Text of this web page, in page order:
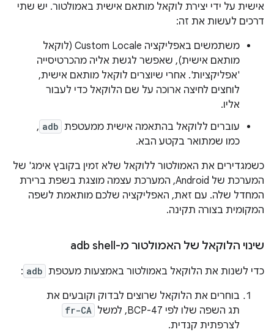
אישית על ידי יצירת לוקאל מותאם אישית באמולטור. יש שתי
דרכים לעשות את זה:
משתמשים באפליקציה Custom Locale (לוקאל
מותאם אישית), שאפשר לגשת אליה מהכרטיסייה
'אפליקציות'. אחרי שיוצרים לוקאל מותאם אישית,
לוחצים לחיצה ארוכה על שם הלוקאל כדי לעבור
אליו.
עוברים ללוקאל בהתאמה אישית ממעטפת adb
,
כמו שמתואר בקטע הבא.
כשמגדירים את האמולטור ללוקאל שלא זמין בקובץ אימג' של
המערכת של Android, המערכת עצמה מוצגת בשפת ברירת
המחדל שלה. עם זאת, האפליקציה שלכם מותאמת לשפה
המקומית בצורה תקינה.
שינוי הלוקאל של האמולטור מ-adb shell
כדי לשנות את הלוקאל באמולטור באמצעות מעטפת adb
:
בוחרים את הלוקאל שרוצים לבדוק וקובעים את
תג השפה שלו לפי BCP-47, למשל
fr-CA
לצרפתית קנדית.